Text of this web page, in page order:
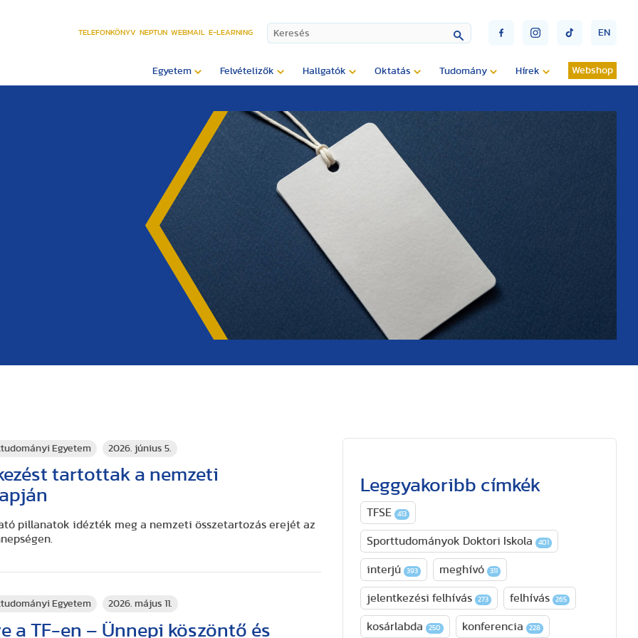
TELEFONKÖNYV NEPTUN WEBMAIL E-LEARNING EN
Egyetem Felvételizők Hallgatók Oktatás Tudomány Hírek Webshop
Egyetem 2026. június 5.
tartottak a nemzeti
pillanatok idézték meg a nemzeti összetartozás erejét az
Egyetem 2026. május 11.
a TF-en – Ünnepi köszöntő és
Leggyakoribb címkék
TFSE 413
Sporttudományok Doktori Iskola 401
interjú 393 meghívó 311
jelentkezési felhívás 273 felhívás 265
kosárlabda 250 konferencia 228